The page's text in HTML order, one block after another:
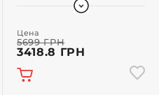
Цена
5699 ГРН
3418.8 ГРН